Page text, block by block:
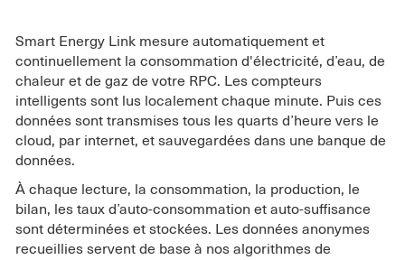
Smart Energy Link mesure automatiquement et
continuellement la consommation d'électricité, d’eau, de
chaleur et de gaz de votre RPC. Les compteurs
intelligents sont lus localement chaque minute. Puis ces
données sont transmises tous les quarts d’heure vers le
cloud, par internet, et sauvegardées dans une banque de
données.
À chaque lecture, la consommation, la production, le
bilan, les taux d’auto-consommation et auto-suffisance
sont déterminées et stockées. Les données anonymes
recueillies servent de base à nos algorithmes de